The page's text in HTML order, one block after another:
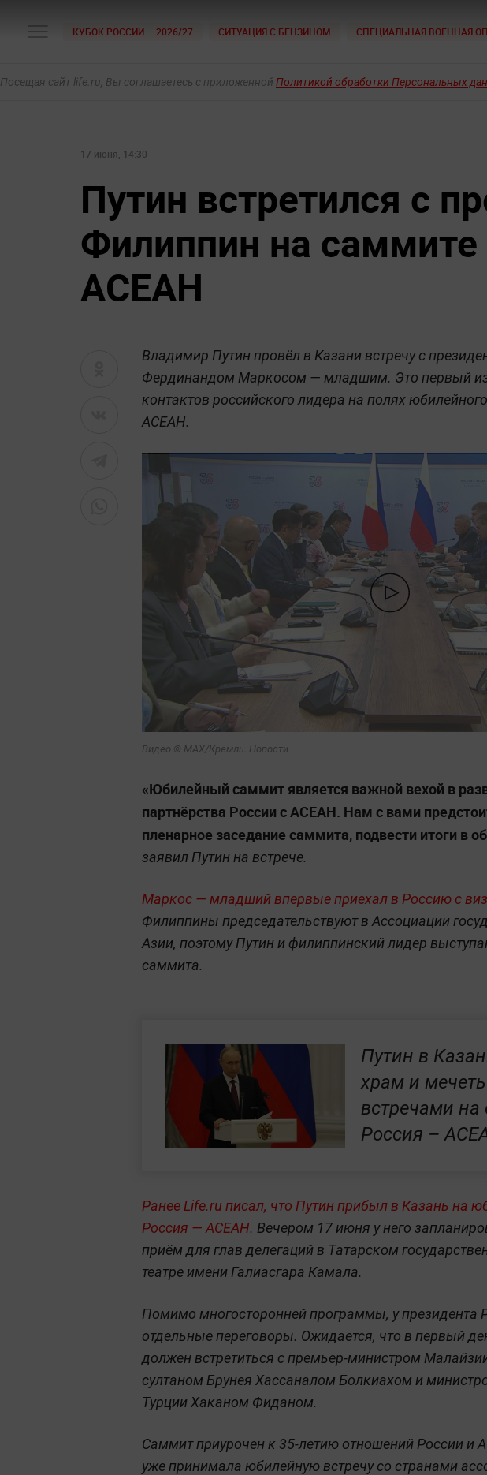
КУБОК РОССИИ — 2026/27 СИТУАЦИЯ С БЕНЗИНОМ СПЕЦИАЛЬНАЯ ВОЕННАЯ
Посещая сайт life.ru, Вы соглашаетесь с приложенной Политикой обработки Персональных
17 июня, 14:30
Путин встретился с
Филиппин на
АСЕАН
Владимир Путин провёл в Казани встречу с
Фердинандом Маркосом — младшим. Это первый из
контактов российского лидера на полях
АСЕАН.
Видео © МАХ/Кремль. Новости
«Юбилейный саммит является важной вехой в
партнёрства России с АСЕАН. Нам с вами
пленарное заседание саммита, подвести итоги в
заявил Путин на встрече.
Маркос — младший впервые приехал в Россию с
Филиппины председательствуют в Ассоциации
Азии, поэтому Путин и филиппинский лидер
саммита.
Путин в
храм и
встречами на
Россия –
Ранее Life.ru писал, что Путин прибыл в Казань на
Россия — АСЕАН. Вечером 17 июня у него
приём для глав делегаций в Татарском
театре имени Галиасгара Камала.
Помимо многосторонней программы, у президента
отдельные переговоры. Ожидается, что в первый
должен встретиться с премьер-министром
султаном Брунея Хассаналом Болкиахом и
Турции Хаканом Фиданом.
Саммит приурочен к 35-летию отношений России и
уже принимала юбилейную встречу со странами